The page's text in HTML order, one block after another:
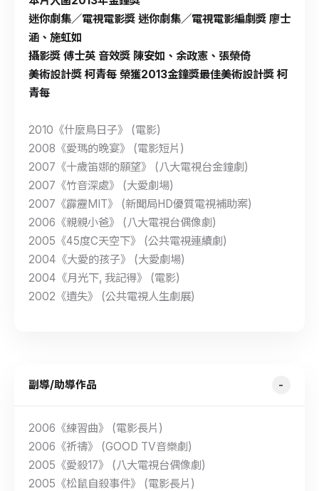
迷你劇集／電視電影獎 迷你劇集／電視電影編劇獎 廖士
涵、施虹如
攝影獎 傅士英 音效獎 陳安如、余政憲、張榮倚
美術設計獎 柯青每 榮獲2013金鐘獎最佳美術設計獎 柯
青每
2010《什麼鳥日子》 (電影)
2008《愛瑪的晚宴》 (電影短片)
2007《十歲笛娜的願望》 (八大電視台金鐘劇)
2007《竹音深處》 (大愛劇場)
2007《霹靂MIT》 (新聞局HD優質電視補助案)
2006《親親小爸》 (八大電視台偶像劇)
2005《45度C天空下》 (公共電視連續劇)
2004《大愛的孩子》 (大愛劇場)
2004《月光下, 我記得》 (電影)
2002《遺失》 (公共電視人生劇展)
副導/助導作品
2006《練習曲》 (電影長片)
2006《祈禱》 (GOOD TV音樂劇)
2005《愛殺17》 (八大電視台偶像劇)
2005《松鼠自殺事件》 (電影長片)